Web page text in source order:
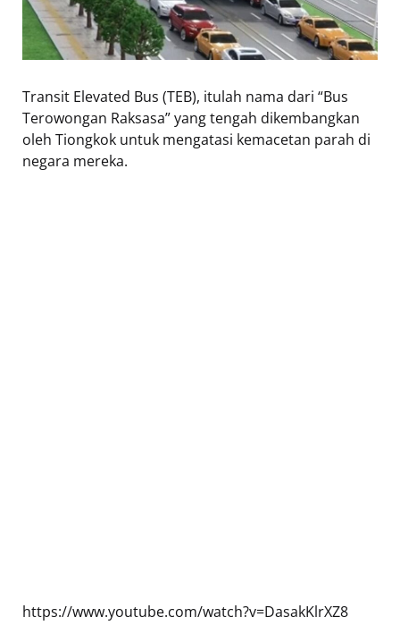
Transit Elevated Bus (TEB), itulah nama dari “Bus
Terowongan Raksasa” yang tengah dikembangkan
oleh Tiongkok untuk mengatasi kemacetan parah di
negara mereka.
https://www.youtube.com/watch?v=DasakKlrXZ8